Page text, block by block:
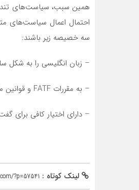
‌همین سبب، سیاست‌های تند و
احتمال اعمال سیاست‌های
سه خصیصه زیر باشند:
– زبان انگلیسی را به شکل
– به مقررات FATF و قوانین مالی کشور، اشراف کافی داشته باشند.
– دارای اختیار کافی برای
لینک کوتاه : ?p=57541